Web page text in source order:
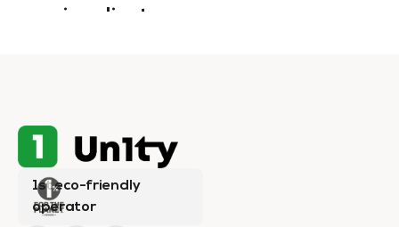
service client
1st eco-friendly
operator